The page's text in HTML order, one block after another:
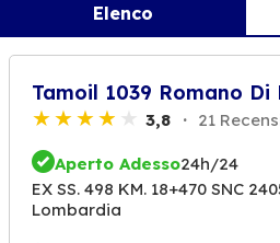
Elenco
Tamoil 1039 Romano
3,8 21
Aperto Adesso24h/24
EX SS. 498 KM. 18+470 SNC
Lombardia